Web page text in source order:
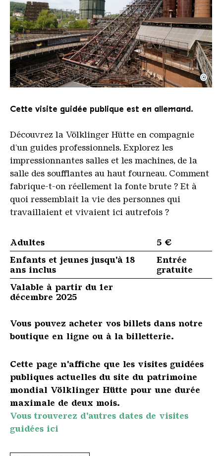
Le monte-charge incliné de la Völklinger Hütte
Copyright: Weltkulturerbe Völklinger Hütte | Karl
©
Cette visite guidée publique est en allemand.
Découvrez la Völklinger Hütte en compagnie
d’un guides professionnels. Explorez les
impressionnantes salles et les machines, de la
salle des soufflantes au haut fourneau. Comment
fabrique-t-on réellement la fonte brute ? Et à
quoi ressemblait la vie des personnes qui
travaillaient et vivaient ici autrefois ?
Adultes
5 €
Enfants et jeunes jusqu'à 18
ans inclus
Entrée
gratuite
Valable à partir du 1er
décembre 2025
Vous pouvez acheter vos billets dans notre
boutique en ligne ou à la billetterie.
Cette page n'affiche que les visites guidées
publiques actuelles du site du patrimoine
mondial Völklinger Hütte pour une durée
maximale de deux mois.
Vous trouverez d'autres dates de visites
guidées ici